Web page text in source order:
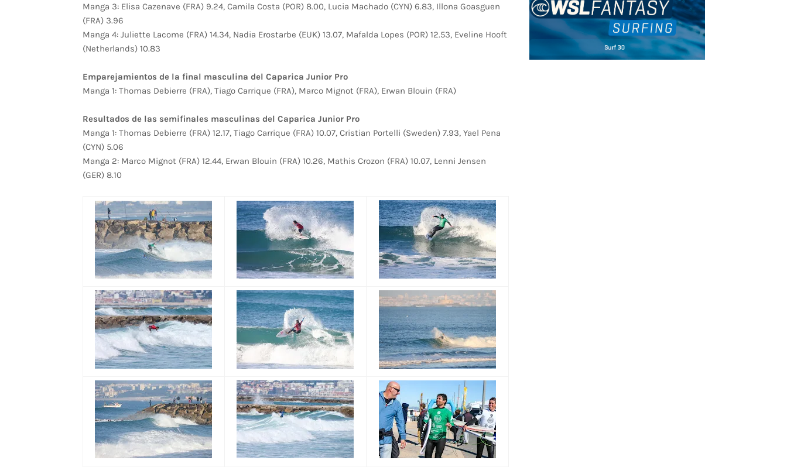
Manga 3: Elisa Cazenave (FRA) 9.24, Camila Costa (POR) 8.00, Lucia Machado (CYN) 6.83, Illona Goasguen
(FRA) 3.96
Manga 4: Juliette Lacome (FRA) 14.34, Nadia Erostarbe (EUK) 13.07, Mafalda Lopes (POR) 12.53, Eveline Hooft
(Netherlands) 10.83
Emparejamientos de la final masculina del Caparica Junior Pro
Manga 1: Thomas Debierre (FRA), Tiago Carrique (FRA), Marco Mignot (FRA), Erwan Blouin (FRA)
Resultados de las semifinales masculinas del Caparica Junior Pro
Manga 1: Thomas Debierre (FRA) 12.17, Tiago Carrique (FRA) 10.07, Cristian Portelli (Sweden) 7.93, Yael Pena
(CYN) 5.06
Manga 2: Marco Mignot (FRA) 12.44, Erwan Blouin (FRA) 10.26, Mathis Crozon (FRA) 10.07, Lenni Jensen
(GER) 8.10